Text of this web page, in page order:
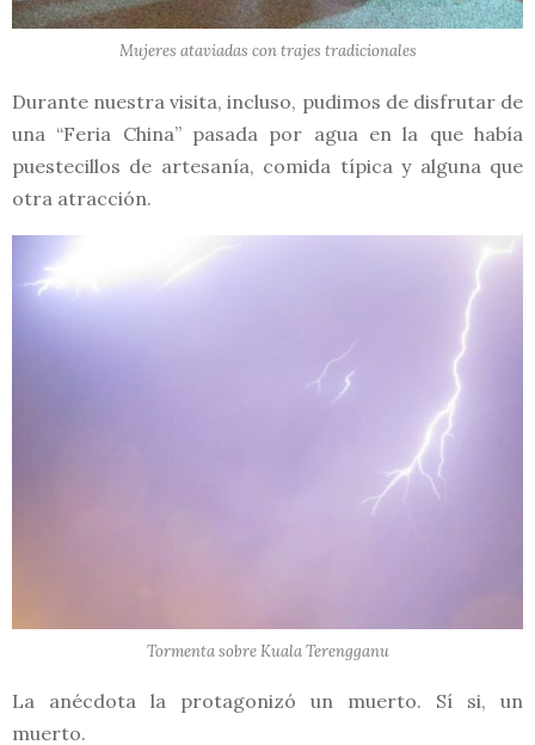
Mujeres ataviadas con trajes tradicionales
Durante nuestra visita, incluso, pudimos de disfrutar de
una “Feria China” pasada por agua en la que había
puestecillos de artesanía, comida típica y alguna que
otra atracción.
Tormenta sobre Kuala Terengganu
La anécdota la protagonizó un muerto. Sí si, un
muerto.